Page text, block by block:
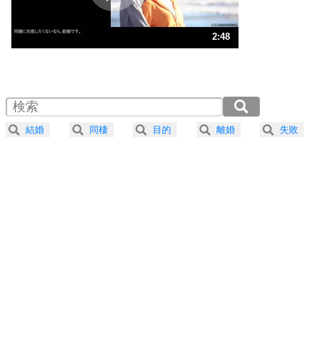
ストレス対策
人生、なんとかなるもの。
気楽に生きる30の方法
4 器の大きい人は、怒りを優しさで表現する。
プラス思考
2:48
2.0倍速 （329KB 1分24秒）
2.5倍速 （264KB 1分7秒）
3.0倍速 （220KB 56秒）
結婚 同棲 目的 離婚 失敗